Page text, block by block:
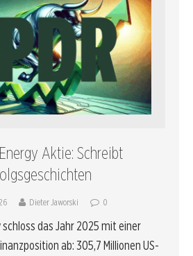
Aktie: Schreibt
Dieter Jaworski 0
schloss das Jahr 2025 mit einer
ab: 305,7 Millionen US-